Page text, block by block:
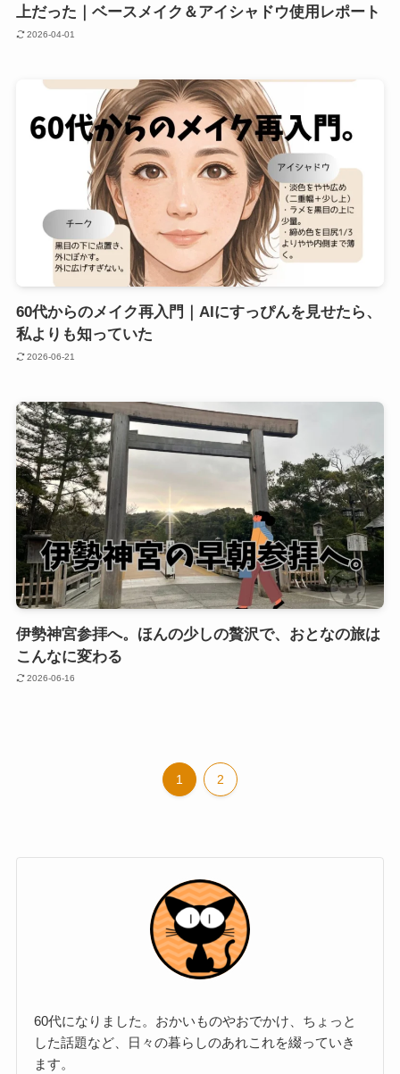
上だった｜ベースメイク＆アイシャドウ使用レポート
2026-04-01
60代からのメイク再入門｜AIにすっぴんを見せたら、
私よりも知っていた
2026-06-21
伊勢神宮参拝へ。ほんの少しの贅沢で、おとなの旅は
こんなに変わる
2026-06-16
1 2
60代になりました。おかいものやおでかけ、ちょっと
した話題など、日々の暮らしのあれこれを綴っていき
ます。